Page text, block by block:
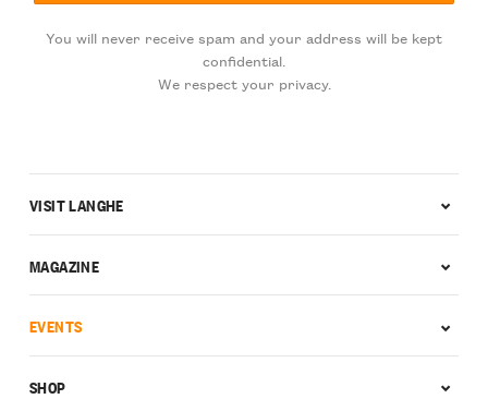
You will never receive spam and your address will be kept
confidential.
We respect your privacy.
VISIT LANGHE
MAGAZINE
EVENTS
SHOP